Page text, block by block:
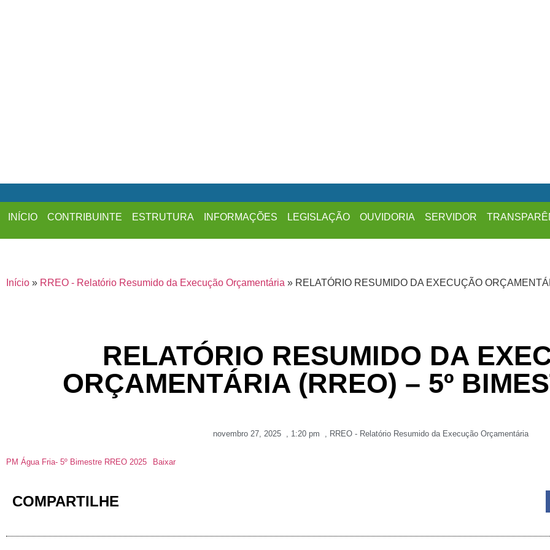
INÍCIO CONTRIBUINTE ESTRUTURA INFORMAÇÕES LEGISLAÇÃO OUVIDORIA SERVIDOR
Início » RREO - Relatório Resumido da Execução Orçamentária » RELATÓRIO RESUMIDO DA EXECUÇÃO
RELATÓRIO RESUMIDO DA
ORÇAMENTÁRIA (RREO) – 5º
novembro 27, 2025 , 1:20 pm , RREO - Relatório Resumido da Execução Orçamentária
PM Água Fria- 5º Bimestre RREO 2025 Baixar
COMPARTILHE